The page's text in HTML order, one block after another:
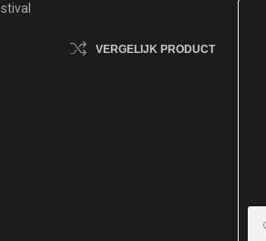
VERGELIJK PRODUCT